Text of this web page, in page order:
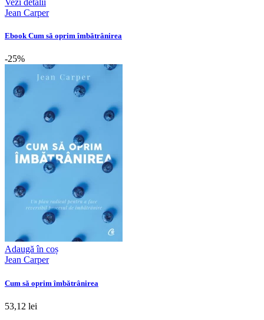
Vezi detalii
Jean Carper
Ebook Cum să oprim îmbătrânirea
-25%
Adaugă în coș
Jean Carper
Cum să oprim îmbătrânirea
53,12 lei